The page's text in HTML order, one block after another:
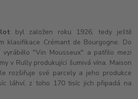
byl založen roku 1926, tedy ještě
klasifikace Crémant de Bourgogne. Do
"Vin Mousseux" a patřilo mezi
v Rully produkující šumivá vína. Maison
rozšiřuje své parcely a jeho produkce
láhví, z toho 170 tisíc jich připadá na